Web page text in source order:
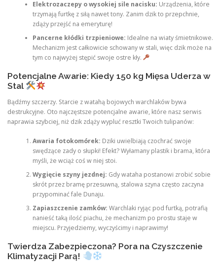
Elektrozaczepy o wysokiej sile nacisku: Urządzenia, które
trzymają furtkę z siłą nawet tony. Zanim dzik to przepchnie,
zdąży przejść na emeryturę!
Pancerne kłódki trzpieniowe: Idealne na wiaty śmietnikowe.
Mechanizm jest całkowicie schowany w stali, więc dzik może na
tym co najwyżej stępić swoje ostre kły.
Potencjalne Awarie: Kiedy 150 kg Mięsa Uderza w
Stal
Bądźmy szczerzy. Starcie z watahą bojowych warchlaków bywa
destrukcyjne. Oto najczęstsze potencjalne awarie, które nasz serwis
naprawia szybciej, niż dzik zdąży wypluć resztki Twoich tulipanów:
Awaria fotokomórek: Dziki uwielbiają czochrać swoje
swędzące zady o słupki! Efekt? Wyłamany plastik i brama, która
myśli, że wciąż coś w niej stoi.
Wygięcie szyny jezdnej: Gdy wataha postanowi zrobić sobie
skrót przez bramę przesuwną, stalowa szyna często zaczyna
przypominać fale Dunaju.
Zapiaszczenie zamków: Warchlaki ryjąc pod furtką, potrafią
nanieść taką ilość piachu, że mechanizm po prostu staje w
miejscu. Przyjedziemy, wyczyścimy i naprawimy!
Twierdza Zabezpieczona? Pora na Czyszczenie
Klimatyzacji Parą!